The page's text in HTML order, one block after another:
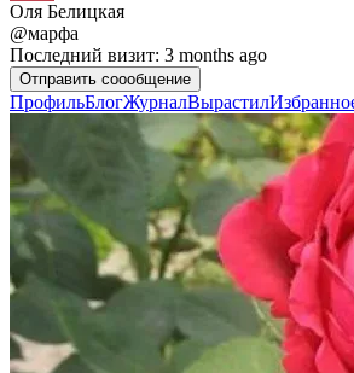
Оля Белицкая
@марфа
Последний визит: 3 months ago
Отправить cоообщение
ПрофильБлогЖурналВырастил